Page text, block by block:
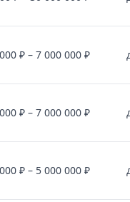
13%.
из‑за
₽ – 7 000 000 ₽
₽ – 7 000 000 ₽
₽ – 5 000 000 ₽